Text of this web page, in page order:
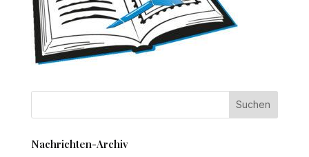
Nachrichten-Archiv